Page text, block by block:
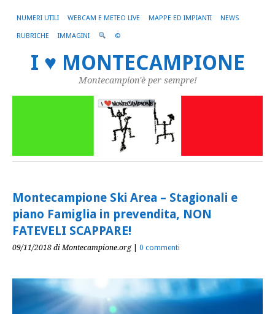
NUMERI UTILI WEBCAM E METEO LIVE MAPPE ED IMPIANTI NEWS
RUBRICHE IMMAGINI ©
I ♥ MONTECAMPIONE
Montecampion'è per sempre!
Montecampione Ski Area – Stagionali e
piano Famiglia in prevendita, NON
FATEVELI SCAPPARE!
09/11/2018 di Montecampione.org| 0 commenti